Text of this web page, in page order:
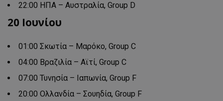
22:00 ΗΠΑ – Αυστραλία, Group D
20 Ιουνίου
01:00 Σκωτία – Μαρόκο, Group C
04:00 Βραζιλία – Αϊτί, Group C
07:00 Τυνησία – Ιαπωνία, Group F
20:00 Ολλανδία – Σουηδία, Group F